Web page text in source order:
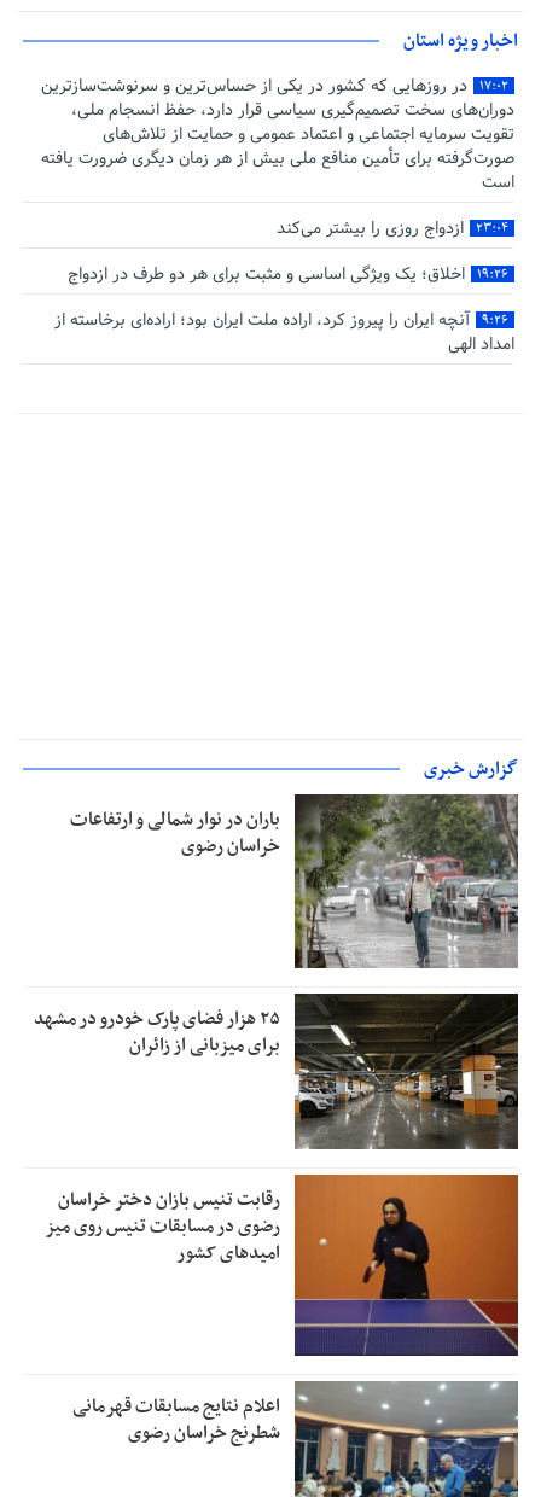
اخبار ویژه استان
۱۷:۰۲
در روزهایی که کشور در یکی از حساس‌ترین و سرنوشت‌سازترین
دوران‌های سخت تصمیم‌گیری سیاسی قرار دارد، حفظ انسجام ملی،
تقویت سرمایه اجتماعی و اعتماد عمومی و حمایت از تلاش‌های
صورت‌گرفته برای تأمین منافع ملی بیش از هر زمان دیگری ضرورت یافته
است
۲۳:۰۴ ازدواج روزی را بیشتر می‌کند
۱۹:۲۶ اخلاق؛ یک ویژگی اساسی و مثبت برای هر دو طرف در ازدواج
۹:۲۶
آنچه ایران را پیروز کرد، اراده ملت ایران بود؛ اراده‌ای برخاسته از
امداد الهی
گزارش خبری
باران در نوار شمالی و ارتفاعات
خراسان رضوی
۲۵ هزار فضای پارک خودرو در مشهد
برای میزبانی از زائران
رقابت تنیس بازان دختر خراسان
رضوی در مسابقات تنیس روی میز
امیدهای کشور
اعلام نتایج مسابقات قهرمانی
شطرنج خراسان رضوی